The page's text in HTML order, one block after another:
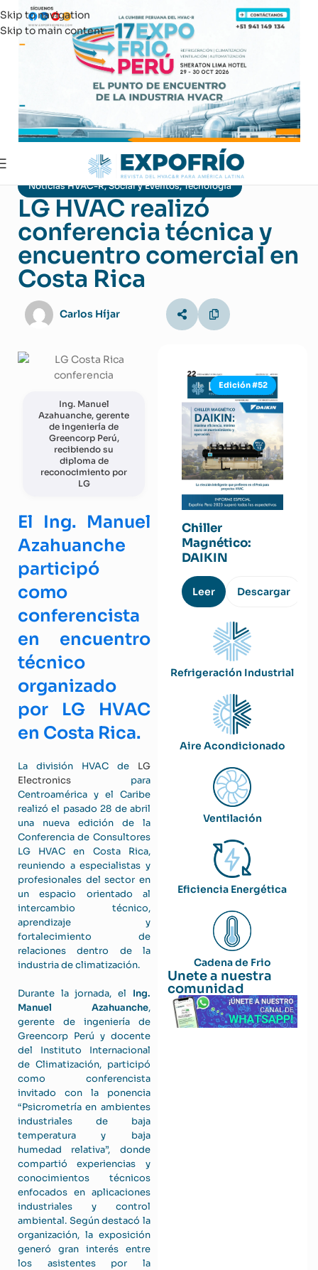
Skip to navigation
Skip to main content
Noticias HVAC-R,Social y Eventos,Tecnología
LG HVAC realizó
conferencia técnica y
encuentro comercial en
Costa Rica
Carlos Híjar
Ing. Manuel
Azahuanche, gerente
de ingeniería de
Greencorp Perú,
recibiendo su
diploma de
reconocimiento por
LG
El Ing. Manuel
Azahuanche
participó
como
conferencista
en encuentro
técnico
organizado
por LG HVAC
en Costa Rica.
La división HVAC de LG
Electronics para
Centroamérica y el Caribe
realizó el pasado 28 de abril
una nueva edición de la
Conferencia de Consultores
LG HVAC en Costa Rica,
reuniendo a especialistas y
profesionales del sector en
un espacio orientado al
intercambio técnico,
aprendizaje y
fortalecimiento de
relaciones dentro de la
industria de climatización.
Durante la jornada, el Ing.
Manuel Azahuanche,
gerente de ingeniería de
Greencorp Perú y docente
del Instituto Internacional
de Climatización, participó
como conferencista
invitado con la ponencia
“Psicrometría en ambientes
industriales de baja
temperatura y baja
humedad relativa”, donde
compartió experiencias y
conocimientos técnicos
enfocados en aplicaciones
industriales y control
ambiental. Según destacó la
organización, la exposición
generó gran interés entre
los asistentes por la
Edición #52
Chiller
Magnético:
DAIKIN
Leer Descargar
Refrigeración Industrial
Aire Acondicionado
Ventilación
Eficiencia Energética
Cadena de Frio
Unete a nuestra
comunidad